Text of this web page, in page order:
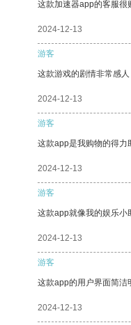
这款加速器app的客服很
2024-12-13
游客
这款游戏的剧情非常感人
2024-12-13
游客
这款app是我购物的得力
2024-12-13
游客
这款app就像我的娱乐小
2024-12-13
游客
这款app的用户界面简洁
2024-12-13